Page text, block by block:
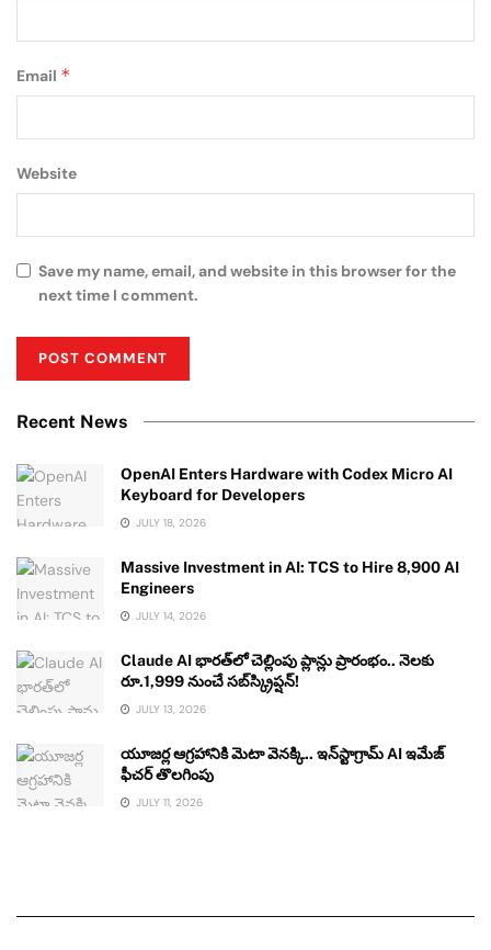
Email *
Website
Save my name, email, and website in this browser for the
next time I comment.
Recent News
OpenAI Enters Hardware with Codex Micro AI
Keyboard for Developers
JULY 18, 2026
Massive Investment in AI: TCS to Hire 8,900 AI
Engineers
JULY 14, 2026
Claude AI భారత్‌లో చెల్లింపు ప్లాన్లు ప్రారంభం.. నెలకు
రూ.1,999 నుంచే సబ్‌స్క్రిప్షన్!
JULY 13, 2026
యూజర్ల ఆగ్రహానికి మెటా వెనక్కి.. ఇన్‌స్టాగ్రామ్ AI ఇమేజ్
ఫీచర్ తొలగింపు
JULY 11, 2026